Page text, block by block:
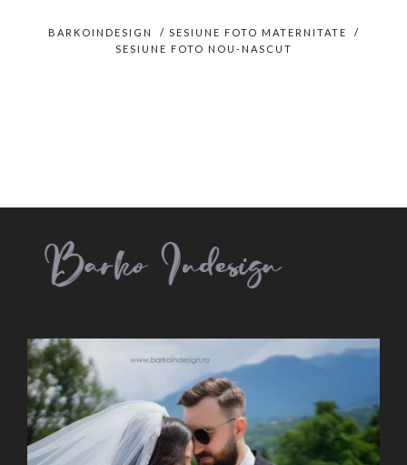
BARKOINDESIGN / SESIUNE FOTO MATERNITATE
/
SESIUNE FOTO NOU-NASCUT